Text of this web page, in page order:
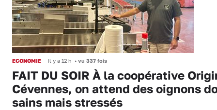
ECONOMIE Il y a 12 h • vu 337 fois
FAIT DU SOIR À la coopérative
Cévennes, on attend des oignons
sains mais stressés